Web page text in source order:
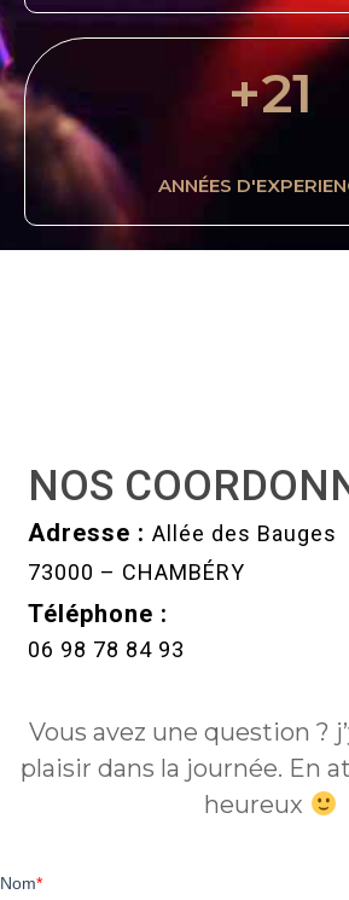
ANNÉES
+21
NOS
Adresse : Allée des Bauges
73000 – CHAMBÉRY
Téléphone :
06 98 78 84 93
Vous avez une question ?
plaisir dans la journée. En
heureux